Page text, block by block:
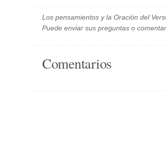
Los pensamientos y la Oración del
Puede enviar sus preguntas o
Comentarios